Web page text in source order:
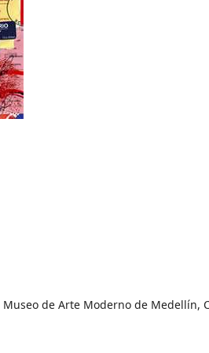
de Arte Moderno de Medellín,